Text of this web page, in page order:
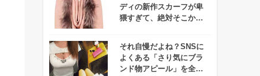
ディの新作スカーフが卑
猥すぎて、絶対そこから
それ自慢だよね？SNSに
よくある「さり気にブラ
ンド物アピール」を全力